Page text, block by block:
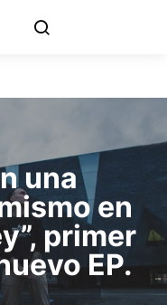
una
en
primer
EP.